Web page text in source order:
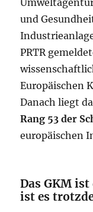
und
PRTR
Europäischen
Danach liegt
Rang 53 der
europäischen
Das GKM
ist es